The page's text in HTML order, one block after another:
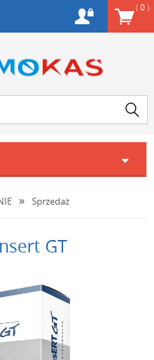
(0)
Sprzedaż
GT